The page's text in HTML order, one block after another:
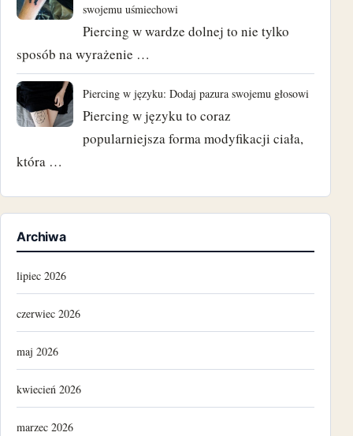
swojemu uśmiechowi
Piercing w wardze dolnej to nie tylko
sposób na wyrażenie …
Piercing w języku: Dodaj pazura swojemu głosowi
Piercing w języku to coraz
popularniejsza forma modyfikacji ciała,
która …
Archiwa
lipiec 2026
czerwiec 2026
maj 2026
kwiecień 2026
marzec 2026